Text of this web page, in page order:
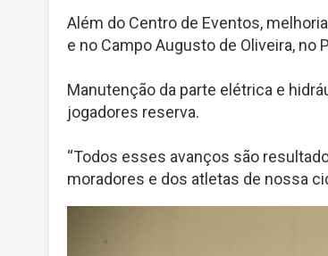
Além do Centro de Eventos,
e no Campo Augusto de Oliveira, no
Manutenção da parte elétrica e
jogadores reserva.
“Todos esses avanços são
moradores e dos atletas de nossa